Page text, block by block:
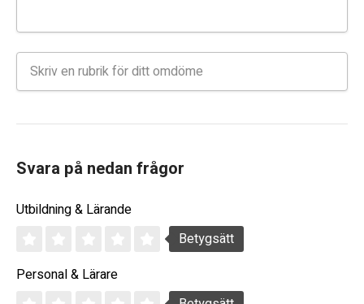
Svara på nedan frågor
Utbildning & Lärande
Betygsätt
Personal & Lärare